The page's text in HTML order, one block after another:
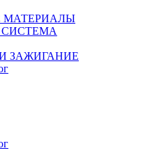
МАТЕРИАЛЫ
ЗАЖИГАНИЕ